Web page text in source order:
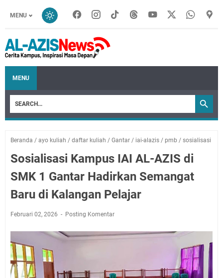
MENU
MENU
Beranda / ayo kuliah / daftar kuliah / Gantar / iai-alazis / pmb / sosialisasi
Sosialisasi Kampus IAI AL-AZIS di
SMK 1 Gantar Hadirkan Semangat
Baru di Kalangan Pelajar
Februari 02, 2026 Posting Komentar